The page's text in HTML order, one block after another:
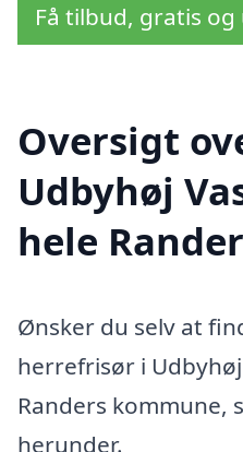
Få tilbud, gratis
Oversigt
Udbyhøj
hele
Ønsker du selv at
herrefrisør i
Randers kommune,
herunder.